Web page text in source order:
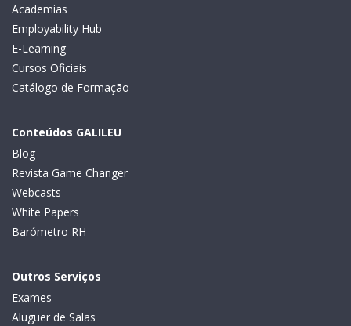
Academias
Employability Hub
E-Learning
Cursos Oficiais
Catálogo de Formação
Conteúdos GALILEU
Blog
Revista Game Changer
Webcasts
White Papers
Barómetro RH
Outros Serviços
Exames
Aluguer de Salas